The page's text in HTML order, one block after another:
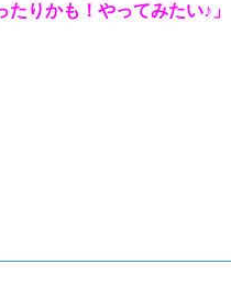
たりかも！やってみたい♪」